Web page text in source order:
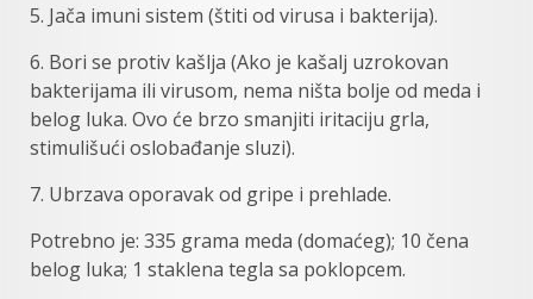
5. Jača imuni sistem (štiti od virusa i bakterija).
6. Bori se protiv kašlja (Ako je kašalj uzrokovan
bakterijama ili virusom, nema ništa bolje od meda i
belog luka. Ovo će brzo smanjiti iritaciju grla,
stimulišući oslobađanje sluzi).
7. Ubrzava oporavak od gripe i prehlade.
Potrebno je: 335 grama meda (domaćeg); 10 čena
belog luka; 1 staklena tegla sa poklopcem.